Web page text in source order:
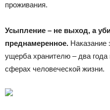
проживания.
Усыпление – не выход, а
преднамеренное. Наказание
ущерба хранителю – два
сферах человеческой жизни.